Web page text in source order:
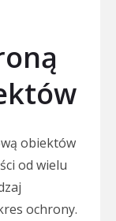
obiektów
od wielu
ochrony.